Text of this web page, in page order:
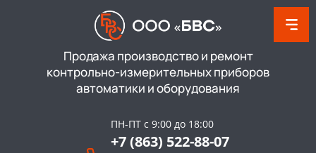
Продажа производство и ремонт
контрольно-измерительных приборов
автоматики и оборудования
ПН-ПТ с 9:00 до 18:00
+7 (863) 522-88-07